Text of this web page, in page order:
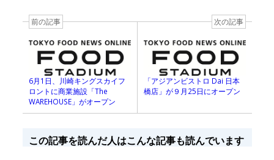
前の記事
6月1日、川崎キングスカイフ
ロントに商業施設「The
WAREHOUSE」がオープン
次の記事
「アジアンビストロ Dai 日本
橋店」が９月25日にオープン
この記事を読んだ人はこんな記事も読んでいます